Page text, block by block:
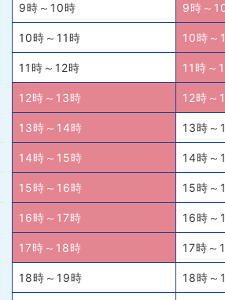
9時～10時 9時～
10時～11時 10時～
11時～12時 11時～
12時～13時 12時～
13時～14時 13時～
14時～15時 14時～
15時～16時 15時～
16時～17時 16時～
17時～18時 17時～
18時～19時 18時～